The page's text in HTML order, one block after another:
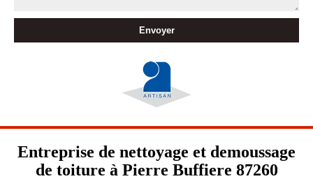
Entreprise de nettoyage et demoussage
de toiture à Pierre Buffiere 87260